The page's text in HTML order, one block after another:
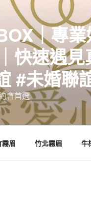
｜專
快速遇
#未婚聯
會首選
眉 竹北霧眉 牛